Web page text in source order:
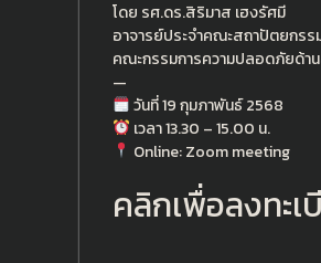
โดย รศ.ดร.สิริมาส เฮงรัศมี
อาจารย์ประจำคณะสถาปัตยกร
คณะกรรมการความปลอดภัยด้าน
—
วันที่ 19 กุมภาพันธ์ 2568
เวลา 13.30 – 15.00 น.
Online: Zoom meeting
คลิกเพื่อลงทะเ